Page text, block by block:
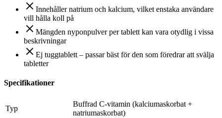
Innehåller natrium och kalcium, vilket enstaka användare
vill hålla koll på
Mängden nyponpulver per tablett kan vara otydlig i vissa
beskrivningar
Ej tuggtablett – passar bäst för den som föredrar att svälja
tabletter
Specifikationer
Typ
Buffrad C‑vitamin (kalciumaskorbat +
natriumaskorbat)